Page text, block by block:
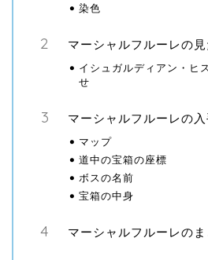
染色
マーシャルフルーレの見
イシュガルディアン・ヒ
せ
マーシャルフルーレの
マップ
道中の宝箱の座標
ボスの名前
宝箱の中身
マーシャルフルーレの